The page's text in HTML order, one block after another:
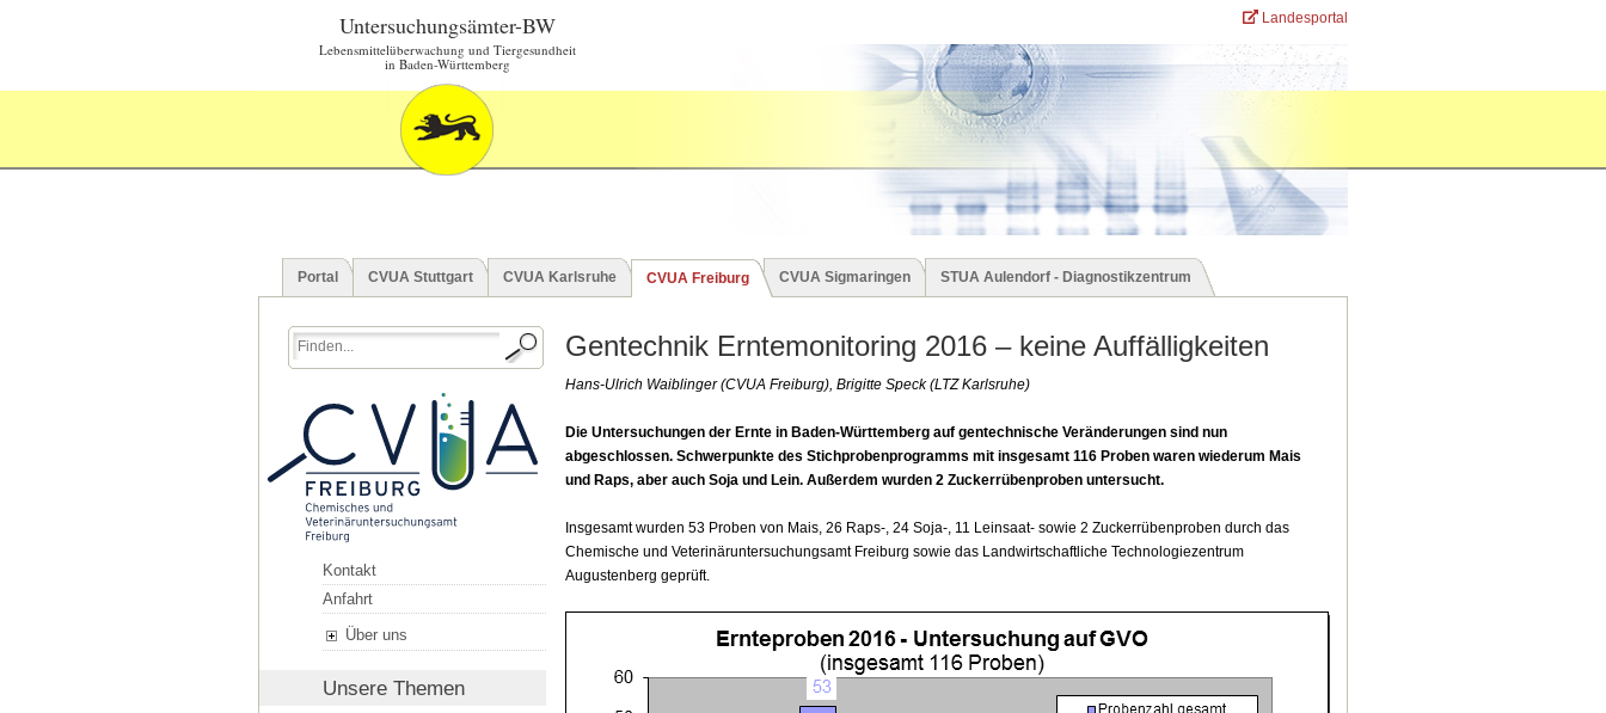
Untersuchungsämter-BW Landesportal
Lebensmittelüberwachung und Tiergesundheit
in Baden-Württemberg
Portal CVUA Stuttgart CVUA Karlsruhe CVUA Freiburg CVUA Sigmaringen STUA Aulendorf - Diagnostikzentrum
Kontakt
Anfahrt
Über uns
Unsere Themen
Gentechnik Erntemonitoring 2016 – keine Auffälligkeiten
Hans-Ulrich Waiblinger (CVUA Freiburg), Brigitte Speck (LTZ Karlsruhe)
Die Untersuchungen der Ernte in Baden-Württemberg auf gentechnische Veränderungen sind nun
abgeschlossen. Schwerpunkte des Stichprobenprogramms mit insgesamt 116 Proben waren wiederum Mais
und Raps, aber auch Soja und Lein. Außerdem wurden 2 Zuckerrübenproben untersucht.
Insgesamt wurden 53 Proben von Mais, 26 Raps-, 24 Soja-, 11 Leinsaat- sowie 2 Zuckerrübenproben durch das
Chemische und Veterinäruntersuchungsamt Freiburg sowie das Landwirtschaftliche Technologiezentrum
Augustenberg geprüft.